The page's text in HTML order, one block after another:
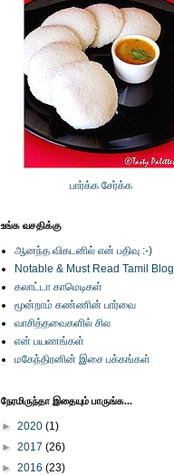
பார்க்க சேர்க்க
உங்க வசதிக்கு
ஆனந்த விகடனில் என் பதிவு :-)
Notable & Must Read Tamil Blog
கலாட்டா காமெடிகள்
மூன்றாம் கண்ணின் பார்வை
வாசித்தவைகளில் சில
என் பயணங்கள்
மகேந்திரனின் இசை பக்கங்கள்
நேரமிருந்தா இதையும் பாருங்க...
► 2020 (1)
► 2017 (26)
► 2016 (23)